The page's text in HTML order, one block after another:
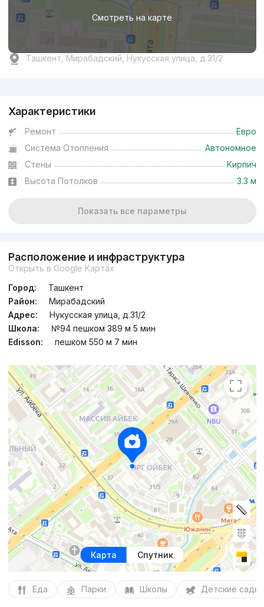
Смотреть на карте
Ташкент, Мирабадский, Нукусская улица, д.31/2
Характеристики
Ремонт
Евро
Система Отопления
Автономное
Стены
Кирпич
Высота Потолков
3.3 м
Показать все параметры
Расположение и инфраструктура
Открыть в Google Картах
Город:
Ташкент
Район:
Мирабадский
Адрес:
Нукусская улица, д.31/2
Школа:
№94 пешком 389 м 5 мин
Edisson:
пешком 550 м 7 мин
Карта Спутник
Еда Парки Школы Детские сады